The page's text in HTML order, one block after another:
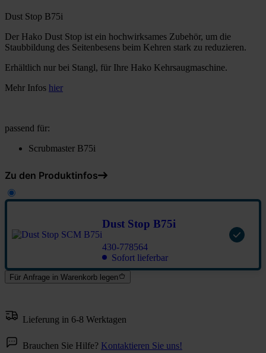
Dust Stop B75i
Der Hako Dust Stop ist ein hochwirksames Zubehör, um die
Staubbildung des Seitenbesens beim Kehren stark zu reduzieren.
Erhältlich nur bei Stangl, für Ihre Hako Kehrsaugmaschine.
Mehr Infos hier
passend für:
Scrubmaster B75i
Zu den Produktinfos
Dust Stop B75i
430-778564
Sofort lieferbar
Für Anfrage in Warenkorb legen
Lieferung in 6-8 Werktagen
Brauchen Sie Hilfe? Kontaktieren Sie uns!